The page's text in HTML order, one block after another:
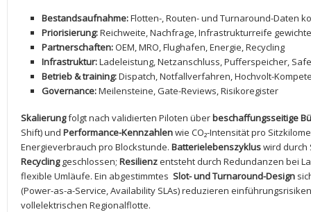
Bestandsaufnahme:Flotten-, ⁤Routen- ⁤und Turnaround-Daten
Priorisierung:Reichweite, Nachfrage, Infrastrukturreife
Partnerschaften:OEM, MRO, Flughafen, Energie, ⁢Recycling
Infrastruktur:​Ladeleistung, Netzanschluss, Pufferspeicher,
Betrieb & ‌training:Dispatch, Notfallverfahren, Hochvolt-
Governance:Meilensteine, Gate-Reviews, Risikoregister
Skalierungfolgt nach validierten Piloten über‌beschaffungsseitige
Shift) und Performance-Kennzahlenwie CO₂-Intensität pro⁣
Energieverbrauch ‍pro Blockstunde. Batterielebenszykluswird⁤ durch⁢
Recyclinggeschlossen; Resilienzentsteht durch Redundanzen bei
flexible Umläufe. Ein abgestimmtes ⁣ Slot- und Turnaround-Design
(Power-as-a-Service, Availability SLAs) ⁢reduzieren
vollelektrischen Regionalflotte.